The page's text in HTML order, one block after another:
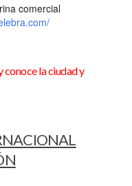
comercial
conoce la ciudad y